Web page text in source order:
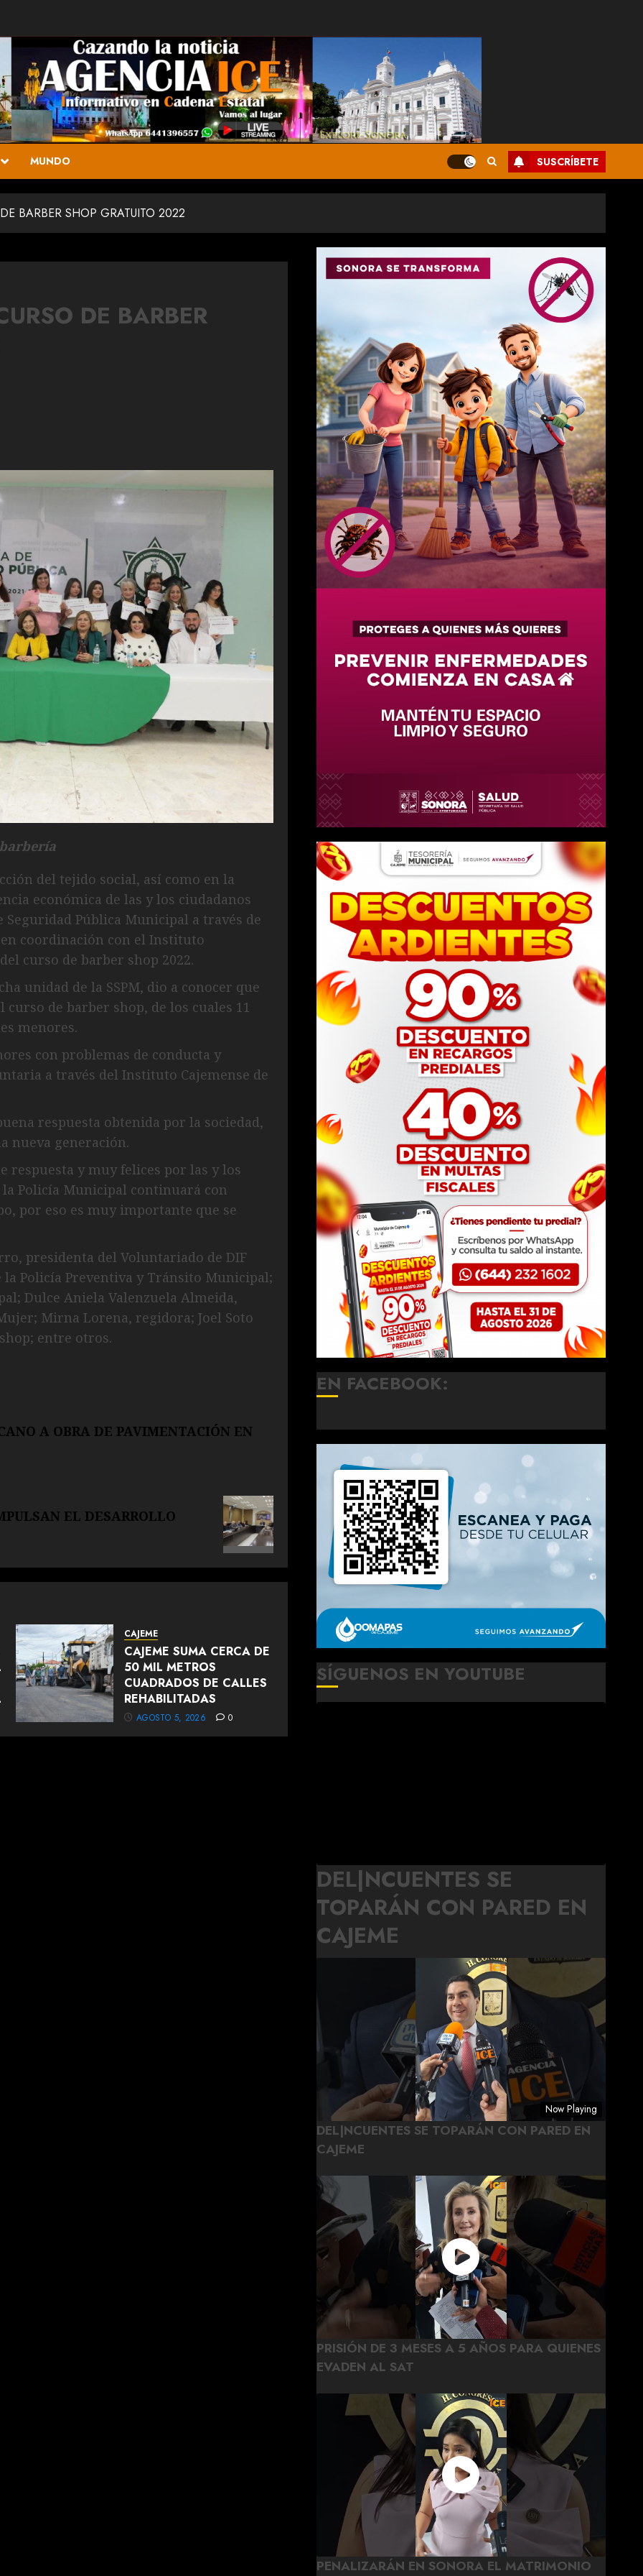
MUNDO SUSCRÍBETE
BARBER SHOP GRATUITO 2022
DE BARBER
del tejido social, así como en la
económica de las y los ciudadanos
Pública Municipal a través de
coordinación con el Instituto
curso de barber shop 2022.
unidad de la SSPM, dio a conocer que
de barber shop, de los cuales 11
menores.
con problemas de conducta y
a través del Instituto Cajemense de
respuesta obtenida por la sociedad,
nueva generación.
respuesta y muy felices por las y los
la Policía Municipal continuará con
por eso es muy importante que se
presidenta del Voluntariado de DIF
la Policía Preventiva y Tránsito Municipal;
Dulce Aniela Valenzuela Almeida,
Mirna Lorena, regidora; Joel Soto
entre otros.
A OBRA DE PAVIMENTACIÓN EN
EL DESARROLLO
CAJEME
CAJEME SUMA CERCA DE
50 MIL METROS
CUADRADOS DE CALLES
REHABILITADAS
AGOSTO 5, 2026 0
EN FACEBOOK:
SÍGUENOS EN YOUTUBE
DEL|NCUENTES SE
TOPARÁN CON PARED EN
CAJEME
Now Playing
DEL|NCUENTES SE TOPARÁN CON PARED EN
CAJEME
PRISIÓN DE 3 MESES A 5 AÑOS PARA QUIENES
EVADEN AL SAT
PENALIZARÁN EN SONORA EL MATRIMONIO